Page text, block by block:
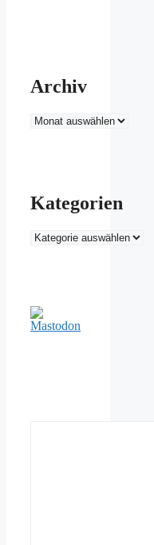
Archiv
Archiv
Kategorien
Kategorien